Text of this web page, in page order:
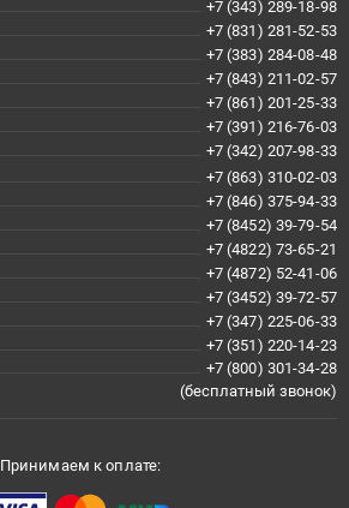
+7 (343) 289-18-98
+7 (831) 281-52-53
+7 (383) 284-08-48
+7 (843) 211-02-57
+7 (861) 201-25-33
+7 (391) 216-76-03
+7 (342) 207-98-33
+7 (863) 310-02-03
+7 (846) 375-94-33
+7 (8452) 39-79-54
+7 (4822) 73-65-21
+7 (4872) 52-41-06
+7 (3452) 39-72-57
+7 (347) 225-06-33
+7 (351) 220-14-23
+7 (800) 301-34-28
(бесплатный звонок)
Принимаем к оплате: